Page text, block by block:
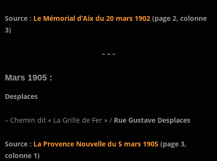
Source : Le Mémorial d’Aix du 20 mars 1902 (page 2, colonne
3)
– – –
Mars 1905 :
Desplaces
– Chemin dit « La Grille de Fer » / Rue Gustave Desplaces
Source : La Provence Nouvelle du 5 mars 1905 (page 3,
colonne 1)